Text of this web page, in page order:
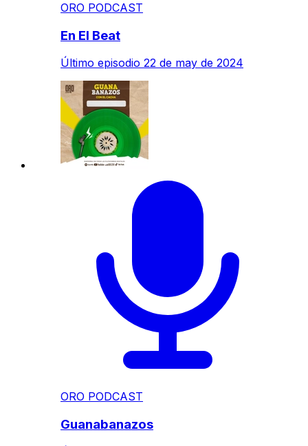
ORO PODCAST
En El Beat
Último episodio 22 de may de 2024
ORO PODCAST
Guanabanazos